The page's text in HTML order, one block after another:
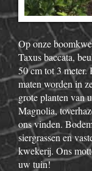
Op onze
Taxus baccata,
50 cm tot 3 meter.
maten worden in
grote planten van
Magnolia,
ons vinden.
siergrassen en
kwekerij. Ons
uw tuin!